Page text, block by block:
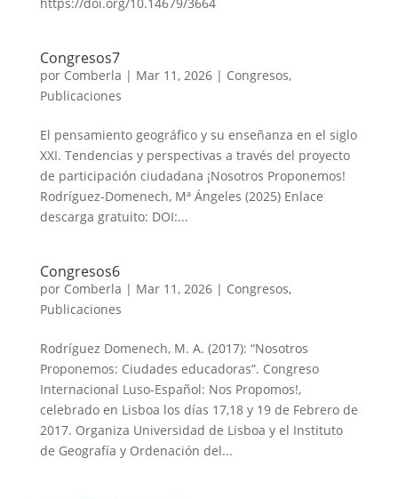
Congresos7
por Comberla | Mar 11, 2026| Congresos,
Publicaciones
El pensamiento geográfico y su enseñanza en el siglo
XXI. Tendencias y perspectivas a través del proyecto
de participación ciudadana ¡Nosotros Proponemos!
Rodríguez-Domenech, Mª Ángeles (2025) Enlace
descarga gratuito: DOI:...
Congresos6
por Comberla | Mar 11, 2026| Congresos,
Publicaciones
Rodríguez Domenech, M. A. (2017): “Nosotros
Proponemos: Ciudades educadoras”. Congreso
Internacional Luso-Español: Nos Propomos!,
celebrado en Lisboa los días 17,18 y 19 de Febrero de
2017. Organiza Universidad de Lisboa y el Instituto
de Geografía y Ordenación del...